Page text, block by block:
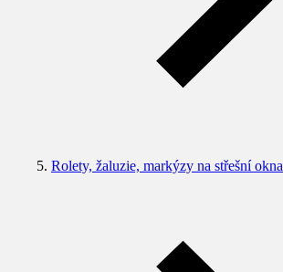
Rolety, žaluzie, markýzy na střešní okna